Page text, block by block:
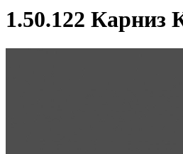
1.50.122 Карниз